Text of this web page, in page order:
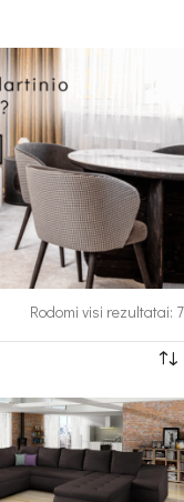
Rodomi visi rezultatai: 7